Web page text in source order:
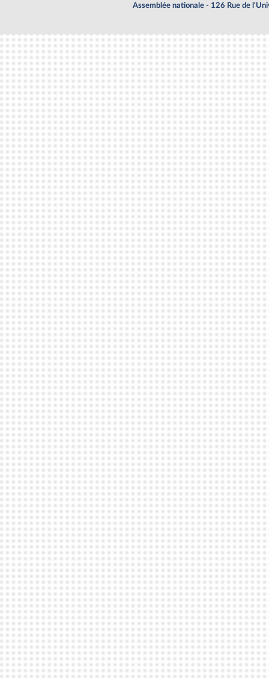
Assemblée nationale - 126 Rue de